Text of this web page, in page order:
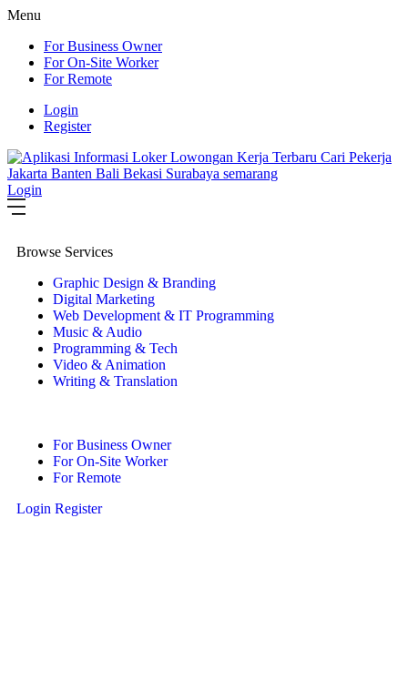
Menu
For Business Owner
For On-Site Worker
For Remote
Login
Register
Login
Browse Services
Graphic Design & Branding
Digital Marketing
Web Development & IT Programming
Music & Audio
Programming & Tech
Video & Animation
Writing & Translation
For Business Owner
For On-Site Worker
For Remote
Login Register